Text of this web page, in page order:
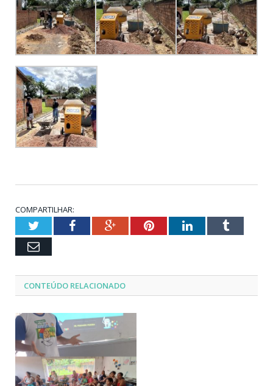
COMPARTILHAR:
TwitterFacebookGoogle+PinterestLinkedInTumblr
Email
CONTEÚDO RELACIONADO